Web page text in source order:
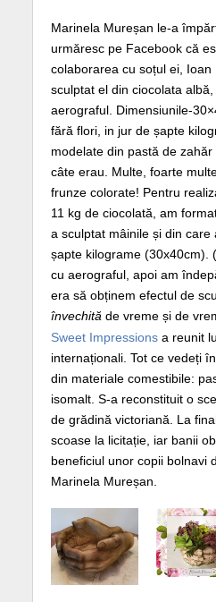
Marinela Mureșan le-a
urmăresc pe Facebook că
colaborarea cu soțul ei, Ioan
sculptat el din ciocolata
aerograful. Dimensiunile-
fără flori, in jur de șapte
modelate din pastă de
câte erau. Multe, foarte
frunze colorate! Pentru
11 kg de ciocolată, am
a sculptat mâinile și din care
șapte kilograme
cu aerograful, apoi am
era să obținem efectul de
învechită de vreme și de
Sweet Impressionsa reunit
internaționali. Tot ce vedeți
din materiale comestibile:
isomalt. S-a reconstituit o
de grădină victoriană. La
scoase la licitație, iar banii
beneficiul unor copii bolnavi
Marinela Mureșan.